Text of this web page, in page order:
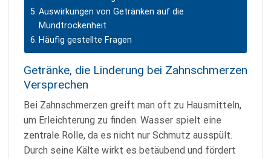
Auswirkungen von Getränken auf die
Mundtrockenheit
Häufig gestellte Fragen
Getränke, die Linderung bei Zahnschmerzen
Versprechen
Bei Zahnschmerzen greift man oft zu Hausmitteln,
um Erleichterung zu finden. Wasser spielt eine
zentrale Rolle, da es nicht nur Schmutz ausspült.
Durch seine Kälte wirkt es betäubend und fördert